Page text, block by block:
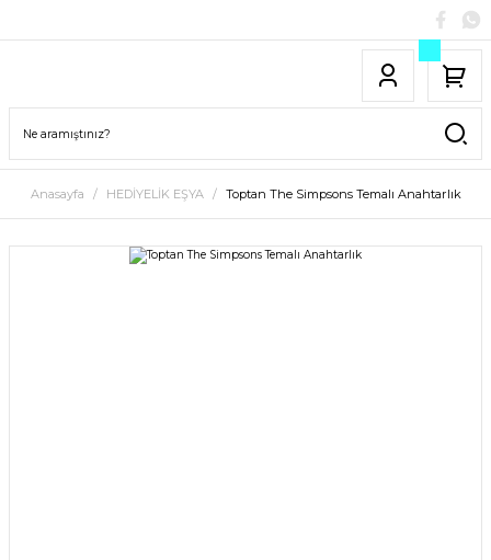
Anasayfa HEDİYELİK EŞYA Toptan The Simpsons Temalı Anahtarlık